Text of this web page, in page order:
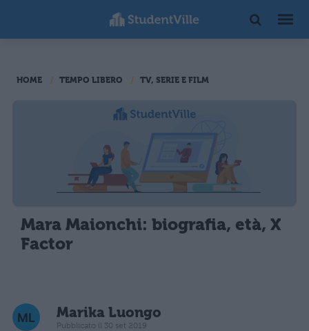
HOME TEMPO LIBERO TV, SERIE E FILM
Mara Maionchi: biografia, età, X
Factor
Marika Luongo
Pubblicato il 30 set 2019